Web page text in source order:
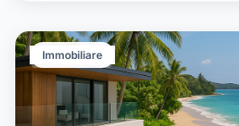
Immobiliare